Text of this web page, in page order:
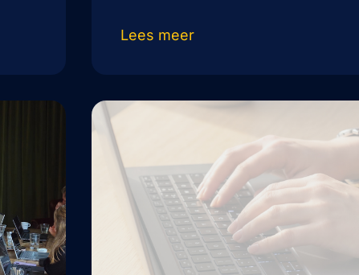
Lees meer